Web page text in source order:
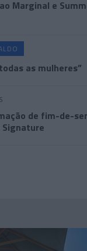
Marginal e
as mulheres”
de fim-de-
Signature